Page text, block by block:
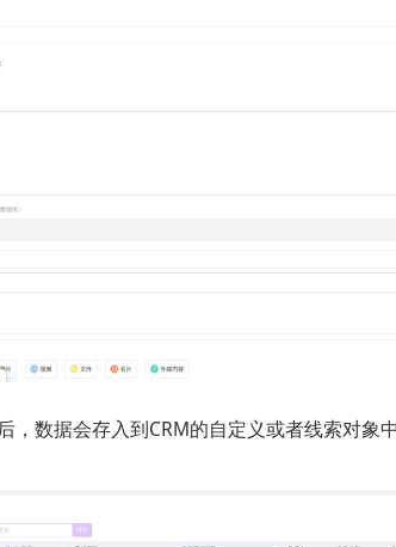
，数据会存入到CRM的自定义或者线索对象